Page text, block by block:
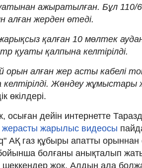
ажыратылған. Бұл
алған жерден өтеді.
қалған 10 мөлтек
қуаты қалпына келтірілді.
орын алған жер асты кабелі
келтірілді. Жөндеу жұмыстары
өкілдері.
осыған дейін интернетте
жерасты жарылыс видеосы
АҚ газ құбыры апатты
болғаны анықталып
жоқ. Алдын ала